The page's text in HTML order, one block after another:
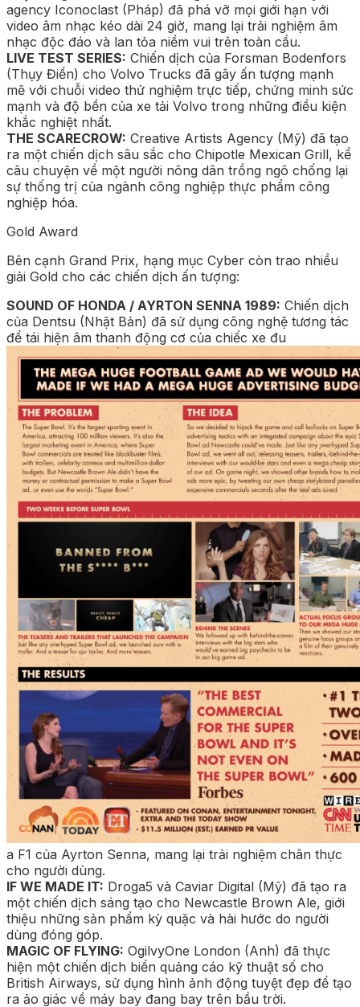
agency Iconoclast (Pháp) đã phá vỡ mọi giới hạn với
video âm nhạc kéo dài 24 giờ, mang lại trải nghiệm âm
nhạc độc đáo và lan tỏa niềm vui trên toàn cầu.
LIVE TEST SERIES: Chiến dịch của Forsman Bodenfors
(Thụy Điển) cho Volvo Trucks đã gây ấn tượng mạnh
mẽ với chuỗi video thử nghiệm trực tiếp, chứng minh sức
mạnh và độ bền của xe tải Volvo trong những điều kiện
khắc nghiệt nhất.
THE SCARECROW: Creative Artists Agency (Mỹ) đã tạo
ra một chiến dịch sâu sắc cho Chipotle Mexican Grill, kể
câu chuyện về một người nông dân trồng ngô chống lại
sự thống trị của ngành công nghiệp thực phẩm công
nghiệp hóa.
Gold Award
Bên cạnh Grand Prix, hạng mục Cyber còn trao nhiều
giải Gold cho các chiến dịch ấn tượng:
SOUND OF HONDA / AYRTON SENNA 1989: Chiến dịch
của Dentsu (Nhật Bản) đã sử dụng công nghệ tương tác
để tái hiện âm thanh động cơ của chiếc xe đu
a F1 của Ayrton Senna, mang lại trải nghiệm chân thực
cho người dùng.
IF WE MADE IT: Droga5 và Caviar Digital (Mỹ) đã tạo ra
một chiến dịch sáng tạo cho Newcastle Brown Ale, giới
thiệu những sản phẩm kỳ quặc và hài hước do người
dùng đóng góp.
MAGIC OF FLYING: OgilvyOne London (Anh) đã thực
hiện một chiến dịch biển quảng cáo kỹ thuật số cho
British Airways, sử dụng hình ảnh động tuyệt đẹp để tạo
ra ảo giác về máy bay đang bay trên bầu trời.